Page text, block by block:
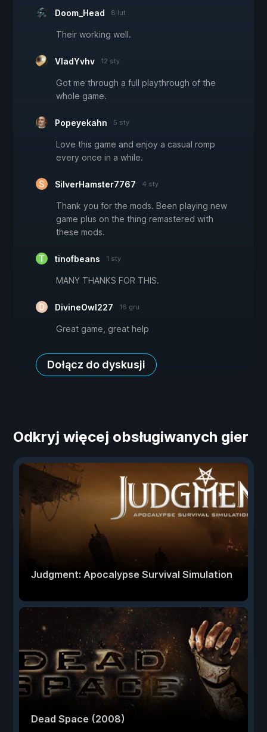
Doom_Head 8 lut
Their working well.
VladYvhv 12 sty
Got me through a full playthrough of the
whole game.
Popeyekahn 5 sty
Love this game and enjoy a casual romp
every once in a while.
SilverHamster7767 4 sty
Thank you for the mods. Been playing new
game plus on the thing remastered with
these mods.
tinofbeans 1 sty
MANY THANKS FOR THIS.
DivineOwl227 16 gru
Great game, great help
Dołącz do dyskusji
Odkryj więcej obsługiwanych gier
Judgment: Apocalypse Survival Simulation
Dead Space (2008)